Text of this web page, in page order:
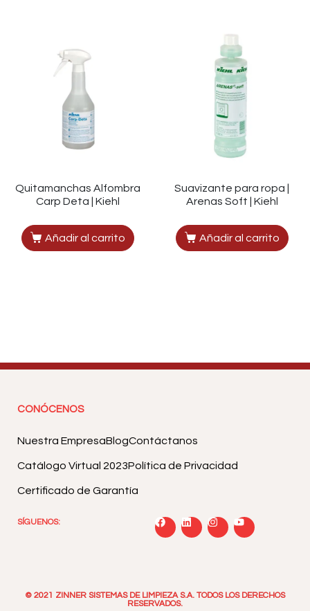
Quitamanchas Alfombra
Carp Deta | Kiehl
Añadir al carrito
Suavizante para ropa |
Arenas Soft | Kiehl
Añadir al carrito
CONÓCENOS
Nuestra EmpresaBlogContáctanos
Catálogo Virtual 2023Política de Privacidad
Certificado de Garantía
SÍGUENOS:
© 2021 ZINNER SISTEMAS DE LIMPIEZA S.A. TODOS LOS DERECHOS
RESERVADOS.